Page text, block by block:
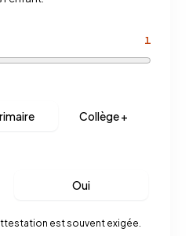
1
Collège +
Oui
est souvent exigée.